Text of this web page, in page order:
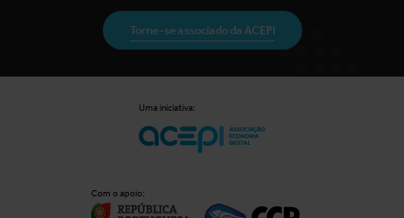
Torne-se associado da ACEPI
Uma iniciativa:
Com o apoio: